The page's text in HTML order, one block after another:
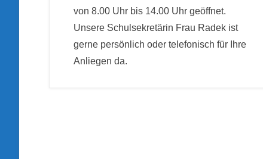
von 8.00 Uhr bis 14.00 Uhr geöffnet.
Unsere Schulsekretärin Frau Radek ist
gerne persönlich oder telefonisch für Ihre
Anliegen da.